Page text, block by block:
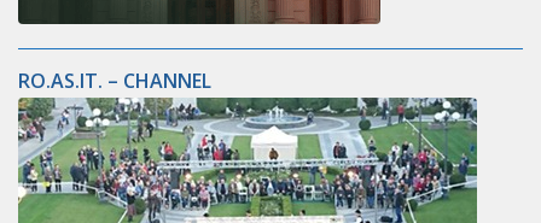
RO.AS.IT. – CHANNEL